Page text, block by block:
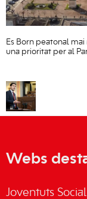
Es Born peatonal mai
una prioritat per al
Webs
Joventuts